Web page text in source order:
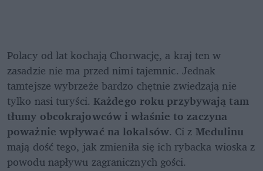
Polacy od lat kochają Chorwację, a kraj ten w
zasadzie nie ma przed nimi tajemnic. Jednak
tamtejsze wybrzeże bardzo chętnie zwiedzają nie
tylko nasi turyści. Każdego roku przybywają tam
tłumy obcokrajowców i właśnie to zaczyna
poważnie wpływać na lokalsów. Ci z
mają dość tego, jak zmieniła się ich rybacka wioska z
powodu napływu zagranicznych gości.